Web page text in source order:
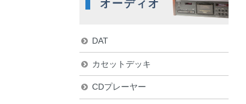
オーディオ
DAT
カセットデッキ
CDプレーヤー